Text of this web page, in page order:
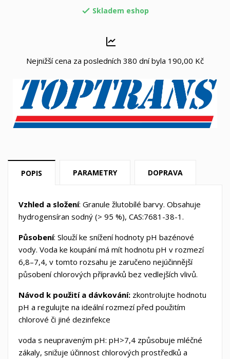
 Skladem eshop
Nejnižší cena za posledních 380 dní byla 190,00 Kč
POPIS PARAMETRY DOPRAVA
Vzhled a složení: Granule žlutobílé barvy. Obsahuje
hydrogensíran sodný (> 95 %), CAS:7681-38-1.
Působení: Slouží ke snížení hodnoty pH bazénové
vody. Voda ke koupání má mít hodnotu pH v rozmezí
6,8–7,4, v tomto rozsahu je zaručeno nejúčinnější
působení chlorových přípravků bez vedlejších vlivů.
Návod k použití a dávkování: zkontrolujte hodnotu
pH a regulujte na ideální rozmezí před použitím
chlorové či jiné dezinfekce
voda s neupraveným pH: pH>7,4 způsobuje mléčné
zákaly, snižuje účinnost chlorových prostředků a